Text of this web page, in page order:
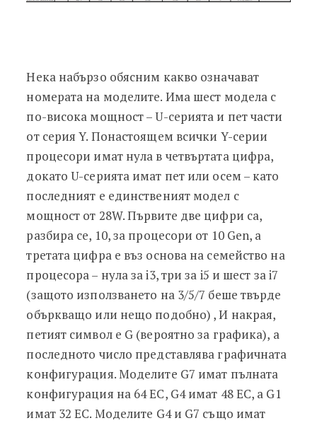
Нека набързо обясним какво означават
номерата на моделите. Има шест модела с
по-висока мощност – U-серията и пет части
от серия Y. Понастоящем всички Y-серии
процесори имат нула в четвъртата цифра,
докато U-серията имат пет или осем – като
последният е единственият модел с
мощност от 28W. Първите две цифри са,
разбира се, 10, за процесори от 10 Gen, а
третата цифра е въз основа на семейство на
процесора – нула за i3, три за i5 и шест за i7
(защото използването на 3/5/7 беше твърде
объркващо или нещо подобно) , И накрая,
петият символ е G (вероятно за графика), а
последното число представлява графичната
конфигурация. Моделите G7 имат пълната
конфигурация на 64 ЕС, G4 имат 48 ЕС, а G1
имат 32 ЕС. Моделите G4 и G7 също имат